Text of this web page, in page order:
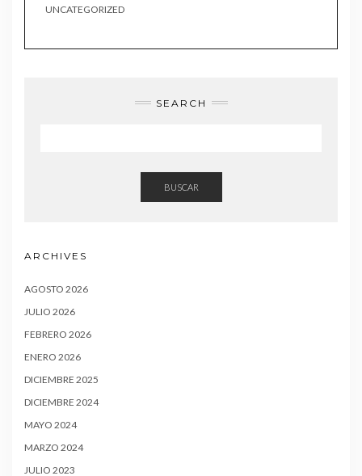
UNCATEGORIZED
SEARCH
BUSCAR
ARCHIVES
AGOSTO 2026
JULIO 2026
FEBRERO 2026
ENERO 2026
DICIEMBRE 2025
DICIEMBRE 2024
MAYO 2024
MARZO 2024
JULIO 2023